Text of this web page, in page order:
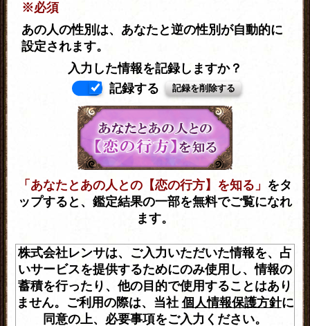
※必須
あの人の性別は、あなたと逆の性別が自動的に
設定されます。
入力した情報を記録しますか？
記録する
「あなたとあの人との【恋の行方】を知る」 をタ
ップすると、鑑定結果の一部を無料でご覧になれ
ます。
株式会社レンサは、ご入力いただいた情報を、占
いサービスを提供するためにのみ使用し、情報の
蓄積を行ったり、他の目的で使用することはあり
ません。ご利用の際は、当社個人情報保護方針に
同意の上、必要事項をご入力ください。